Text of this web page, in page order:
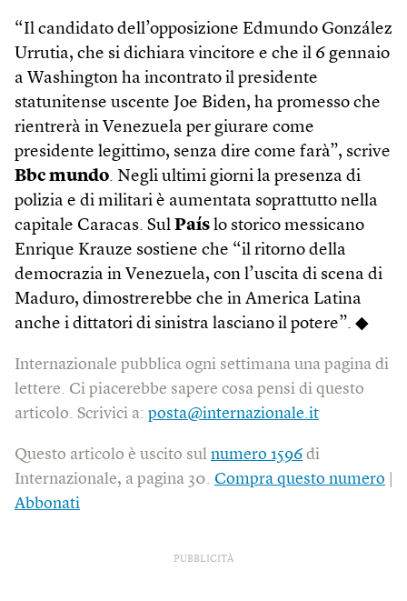
“Il candidato dell’opposizione Edmundo González
Urrutia, che si dichiara vincitore e che il 6 gennaio
a Washington ha incontrato il presidente
statunitense uscente Joe Biden, ha promesso che
rientrerà in Venezuela per giurare come
presidente legittimo, senza dire come farà”, scrive
Bbc mundo. Negli ultimi giorni la presenza di
polizia e di militari è aumentata soprattutto nella
capitale Caracas. Sul País lo storico messicano
Enrique Krauze sostiene che “il ritorno della
democrazia in Venezuela, con l’uscita di scena di
Maduro, dimostrerebbe che in America Latina
anche i dittatori di sinistra lasciano il potere”. ◆
Internazionale pubblica ogni settimana una pagina di
lettere. Ci piacerebbe sapere cosa pensi di questo
articolo. Scrivici a: posta@internazionale.it
Questo articolo è uscito sul numero 1596 di
Internazionale, a pagina 30. Compra questo numero
Abbonati
PUBBLICITÀ